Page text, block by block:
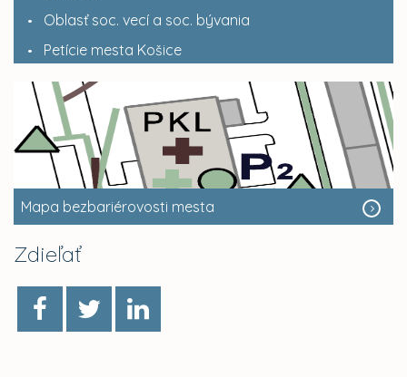
Oblasť soc. vecí a soc. bývania
Petície mesta Košice
Mapa bezbariérovosti mesta
Zdieľať